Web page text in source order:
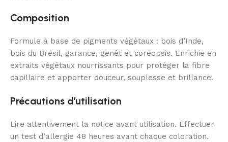
Composition
Formule à base de pigments végétaux : bois d’Inde,
bois du Brésil, garance, genêt et coréopsis. Enrichie en
extraits végétaux nourrissants pour protéger la fibre
capillaire et apporter douceur, souplesse et brillance.
Précautions d’utilisation
Lire attentivement la notice avant utilisation. Effectuer
un test d’allergie 48 heures avant chaque coloration.